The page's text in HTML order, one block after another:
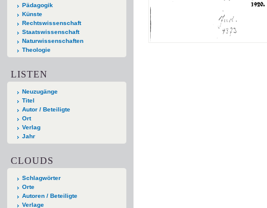
Pädagogik
Künste
Rechtswissenschaft
Staatswissenschaft
Naturwissenschaften
Theologie
LISTEN
Neuzugänge
Titel
Autor / Beteiligte
Ort
Verlag
Jahr
CLOUDS
Schlagwörter
Orte
Autoren / Beteiligte
Verlage